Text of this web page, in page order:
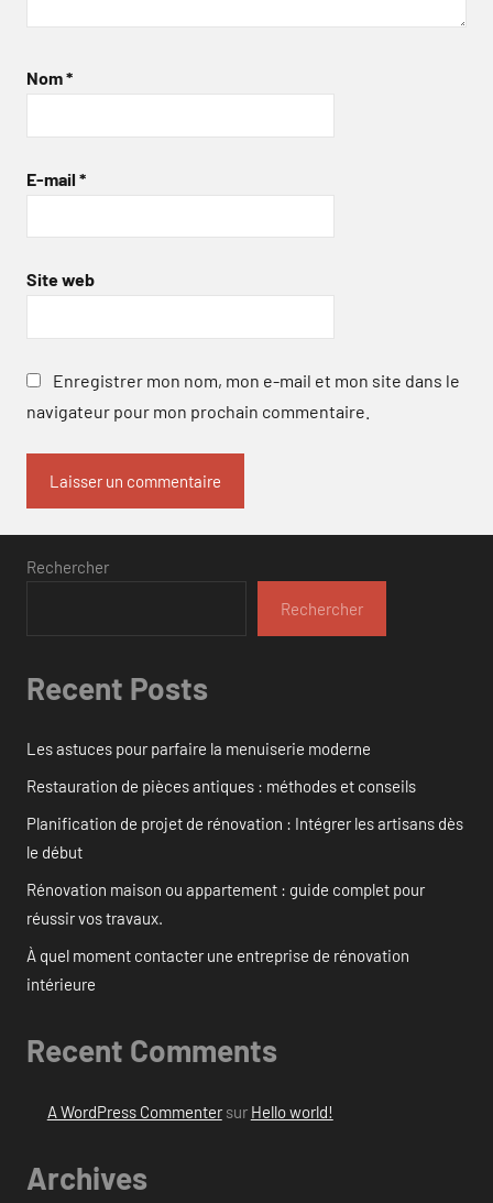
Nom*
E-mail *
Site web
Enregistrer mon nom, mon e-mail et mon site dans le
navigateur pour mon prochain commentaire.
Rechercher
Rechercher
Recent Posts
Les astuces pour parfaire la menuiserie moderne
Restauration de pièces antiques : méthodes et conseils
Planification de projet de rénovation : Intégrer les artisans dès
le début
Rénovation maison ou appartement : guide complet pour
réussir vos travaux.
À quel moment contacter une entreprise de rénovation
intérieure
Recent Comments
A WordPress Commentersur Hello world!
Archives